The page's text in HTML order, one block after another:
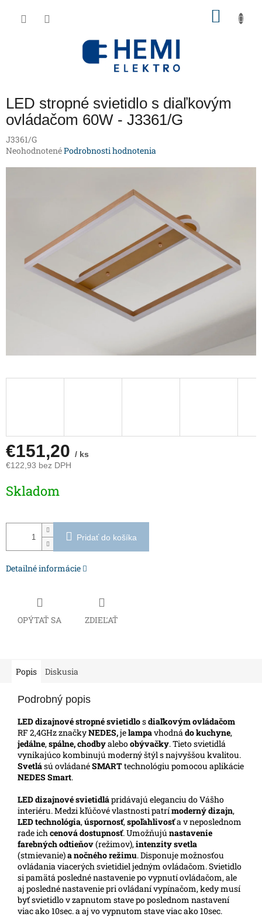
LED stropné svietidlo s diaľkovým
ovládačom 60W - J3361/G
J3361/G
Priemerné
NeohodnotenéPodrobnosti hodnotenia
€151,20 / ks
€122,93 bez DPH
cena:
Skladom
Pridať do košíka
Detailné informácie
OPÝTAŤ SA ZDIEĽAŤ
Popis Diskusia
Podrobný popis
LED dizajnové stropné svietidlosdiaľkovým ovládačom
RF 2,4GHz značkyNEDES,jelampavhodnádo kuchyne,
jedálne,spálne, chodbyaleboobývačky. Tieto svietidlá
vynikajúco kombinujú moderný štýl s najvyššou kvalitou.
Svetlású ovládanéSMARTtechnológiu pomocou aplikácie
NEDES Smart.
LEDdizajnové svietidlápridávajú eleganciu do Vášho
interiéru. Medzi kľúčové vlastnosti patrímoderný dizajn,
LED technológia,úspornosť,spoľahlivosťa v neposlednom
rade ichcenová dostupnosť. Umožňujú nastavenie
farebných odtieňov(režimov),intenzity svetla
(stmievanie)a nočného režimu. Disponuje možnosťou
ovládania viacerých svietidiel jedným ovládačom. Svietidlo
si pamätá posledné nastavenie po vypnutí ovládačom, ale
aj posledné nastavenie pri ovládaní vypínačom, kedy musí
byť svietidlo v zapnutom stave po poslednom nastavení
viac ako 10sec. a aj vo vypnutom stave viac ako 10sec.